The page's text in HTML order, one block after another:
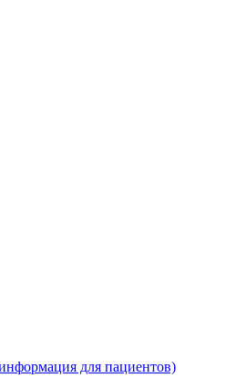
для пациентов)